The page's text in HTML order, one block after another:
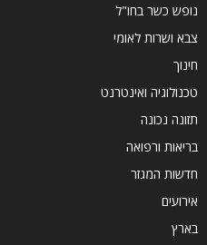
נופש כשר בחו"ל
צבא ושרות לאומי
חינוך
טכנולוגיה ואינטרנט
תזונה נכונה
בריאות ורפואה
חדשות המגזר
אירועים
בארץ